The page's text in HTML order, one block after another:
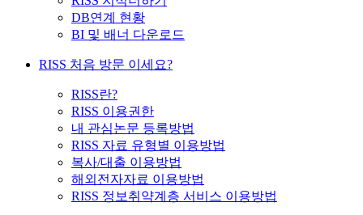
DB연계 현황
BI 및 배너 다운로드
RISS 처음 방문 이세요?
RISS란?
RISS 이용권한
내 관심논문 등록방법
RISS 자료 유형별 이용방법
복사/대출 이용방법
해외전자자료 이용방법
RISS 정보취약계층 서비스 이용방법